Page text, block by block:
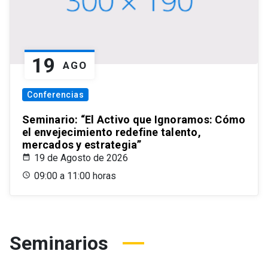
19 AGO
Conferencias
Seminario: “El Activo que Ignoramos: Cómo
el envejecimiento redefine talento,
mercados y estrategia”
19 de Agosto de 2026
09:00 a 11:00 horas
Seminarios